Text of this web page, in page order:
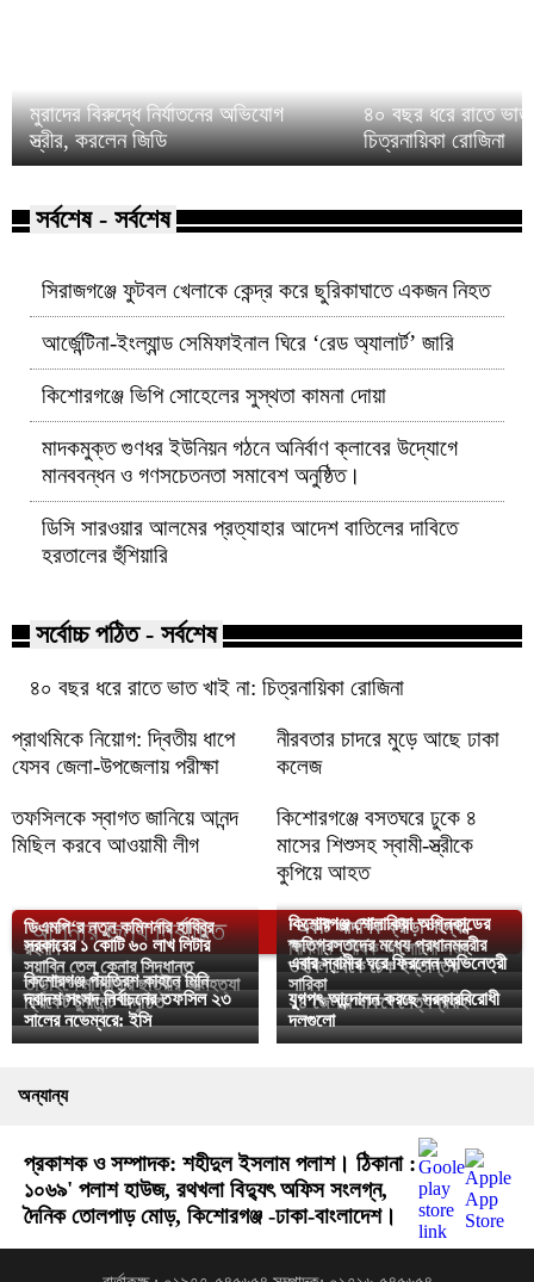
মুরাদের বিরুদ্ধে নির্যাতনের অভিযোগ
স্ত্রীর, করলেন জিডি
৪০ বছর ধরে রাতে ভাত
চিত্রনায়িকা রোজিনা
সর্বশেষ - সর্বশেষ
সিরাজগঞ্জে ফুটবল খেলাকে কেন্দ্র করে ছুরিকাঘাতে একজন নিহত
আর্জেন্টিনা-ইংল্যান্ড সেমিফাইনাল ঘিরে ‘রেড অ্যালার্ট’ জারি
কিশোরগঞ্জে ভিপি সোহেলের সুস্থতা কামনা দোয়া
মাদকমুক্ত গুণধর ইউনিয়ন গঠনে অনির্বাণ ক্লাবের উদ্যোগে
মানববন্ধন ও গণসচেতনতা সমাবেশ অনুষ্ঠিত।
ডিসি সারওয়ার আলমের প্রত্যাহার আদেশ বাতিলের দাবিতে
হরতালের হুঁশিয়ারি
সর্বোচ্চ পঠিত - সর্বশেষ
৪০ বছর ধরে রাতে ভাত খাই না: চিত্রনায়িকা রোজিনা
প্রাথমিকে নিয়োগ: দ্বিতীয় ধাপে
যেসব জেলা-উপজেলায় পরীক্ষা
নীরবতার চাদরে মুড়ে আছে ঢাকা
কলেজ
তফসিলকে স্বাগত জানিয়ে আনন্দ
মিছিল করবে আওয়ামী লীগ
কিশোরগঞ্জে বসতঘরে ঢুকে ৪
মাসের শিশুসহ স্বামী-স্ত্রীকে
কুপিয়ে আহত
আপনার জন্য নির্বাচিত
ডিএমপি‘র নতুন কমিশনার হাবিবুর
রহমান
“একটি আদর্শিক ক্রীড়া সংস্থা
বিনির্মাণ” শীর্ষক আলোচনা সভা
সরকারের ১ কোটি ৬০ লাখ লিটার
সয়াবিন তেল কেনার সিদ্ধান্ত
কিশোরগঞ্জ শোলাকিয়া অগ্নিকান্ডের
ক্ষতিগ্রস্তদের মধ্যে প্রধানমন্ত্রীর
তহবিল থেকে চেক হস্তান্তর
তাড়াইলে মাদ্রাসার ছাত্রীর আত্মহত্যা
এবার স্বামীর ঘরে ফিরলেন অভিনেত্রী
সারিকা
কিশোরগঞ্জ পঁয়ত্রিশ কাহনে মিনি
ক্রিকেট টুর্নামেন্ট অনুষ্ঠিত
২৪ জেলায় থাকবে শৈত্যপ্রবাহ
দ্বাদশ সংসদ নির্বাচনের তফসিল ২৩
সালের নভেম্বরে: ইসি
যুগপৎ আন্দোলন করছে সরকারবিরোধী
দলগুলো
অন্যান্য
প্রকাশক ও সম্পাদক: শহীদুল ইসলাম পলাশ। ঠিকানা :
১০৬৯' পলাশ হাউজ, রথখলা বিদ্যুৎ অফিস সংলগ্ন,
দৈনিক তোলপাড় মোড়, কিশোরগঞ্জ -ঢাকা-বাংলাদেশ।